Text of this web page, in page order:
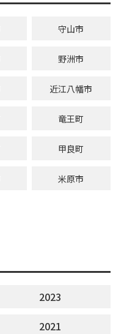
守山市
野洲市
近江八幡市
竜王町
甲良町
米原市
2023
2021